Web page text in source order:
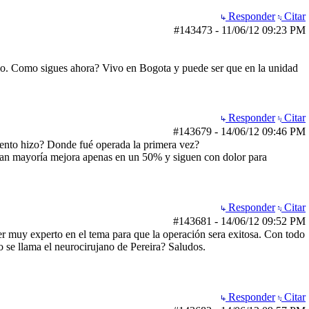
Responder
Citar
#143473 - 11/06/12 09:23 PM
Como sigues ahora? Vivo en Bogota y puede ser que en la unidad
Responder
Citar
#143679 - 14/06/12 09:46 PM
hizo? Donde fué operada la primera vez?
mayoría mejora apenas en un 50% y siguen con dolor para
Responder
Citar
#143681 - 14/06/12 09:52 PM
experto en el tema para que la operación sera exitosa. Con todo
se llama el neurocirujano de Pereira? Saludos.
Responder
Citar